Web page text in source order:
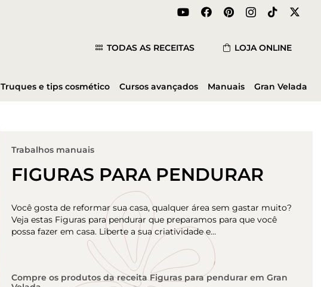
TODAS AS RECEITAS LOJA ONLINE
Truques e tips cosmético Cursos avançados Manuais Gran Velada
Trabalhos manuais
FIGURAS PARA PENDURAR
Você gosta de reformar sua casa, qualquer área sem gastar muito?
Veja estas Figuras para pendurar que preparamos para que você
possa fazer em casa. Liberte a sua criatividade e…
Compre os produtos da receita Figuras para pendurar em Gran